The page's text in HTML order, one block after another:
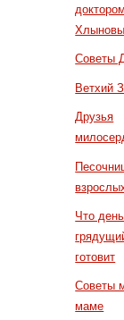
доктором
Советы
Ветхий
Друзья
Что день
готовит
Советы
маме